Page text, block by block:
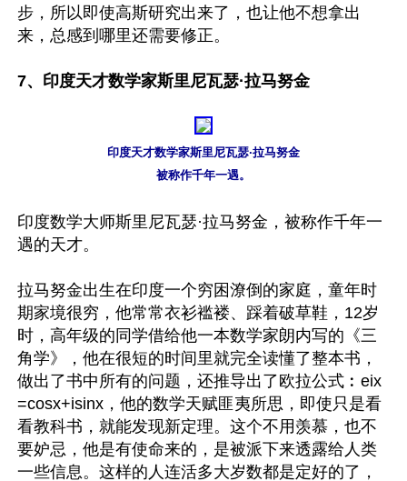
步，所以即使高斯研究出来了，也让他不想拿出
来，总感到哪里还需要修正。
7、印度天才数学家斯里尼瓦瑟·拉马努金
印度天才数学家斯里尼瓦瑟·拉马努金
被称作千年一遇。
印度数学大师斯里尼瓦瑟·拉马努金，被称作千年一
遇的天才。
拉马努金出生在印度一个穷困潦倒的家庭，童年时
期家境很穷，他常常衣衫褴褛、踩着破草鞋，12岁
时，高年级的同学借给他一本数学家朗内写的《三
角学》，他在很短的时间里就完全读懂了整本书，
做出了书中所有的问题，还推导出了欧拉公式︰eix
=cosx+isinx，他的数学天赋匪夷所思，即使只是看
看教科书，就能发现新定理。这个不用羡慕，也不
要妒忌，他是有使命来的，是被派下来透露给人类
一些信息。这样的人连活多大岁数都是定好的了，